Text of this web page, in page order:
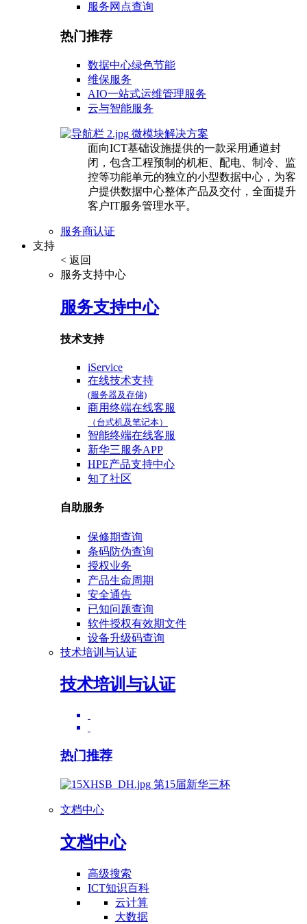
服务网点查询
热门推荐
数据中心绿色节能
维保服务
AIO一站式运维管理服务
云与智能服务
微模块解决方案
面向ICT基础设施提供的一款采用通道封
闭，包含工程预制的机柜、配电、制冷、监
控等功能单元的独立的小型数据中心，为客
户提供数据中心整体产品及交付，全面提升
客户IT服务管理水平。
服务商认证
支持
< 返回
服务支持中心
服务支持中心
技术支持
iService
在线技术支持
(服务器及存储)
商用终端在线客服
（台式机及笔记本）
智能终端在线客服
新华三服务APP
HPE产品支持中心
知了社区
自助服务
保修期查询
条码防伪查询
授权业务
产品生命周期
安全通告
已知问题查询
软件授权有效期文件
设备升级码查询
技术培训与认证
技术培训与认证
热门推荐
第15届新华三杯
文档中心
文档中心
高级搜索
ICT知识百科
云计算
大数据